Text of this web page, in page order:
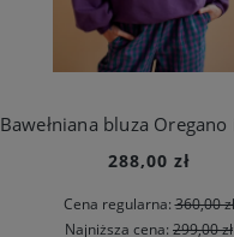
Bawełniana bluza
288,00 zł
Cena regularna:360,00 zł
Najniższa cena: 299,00 zł